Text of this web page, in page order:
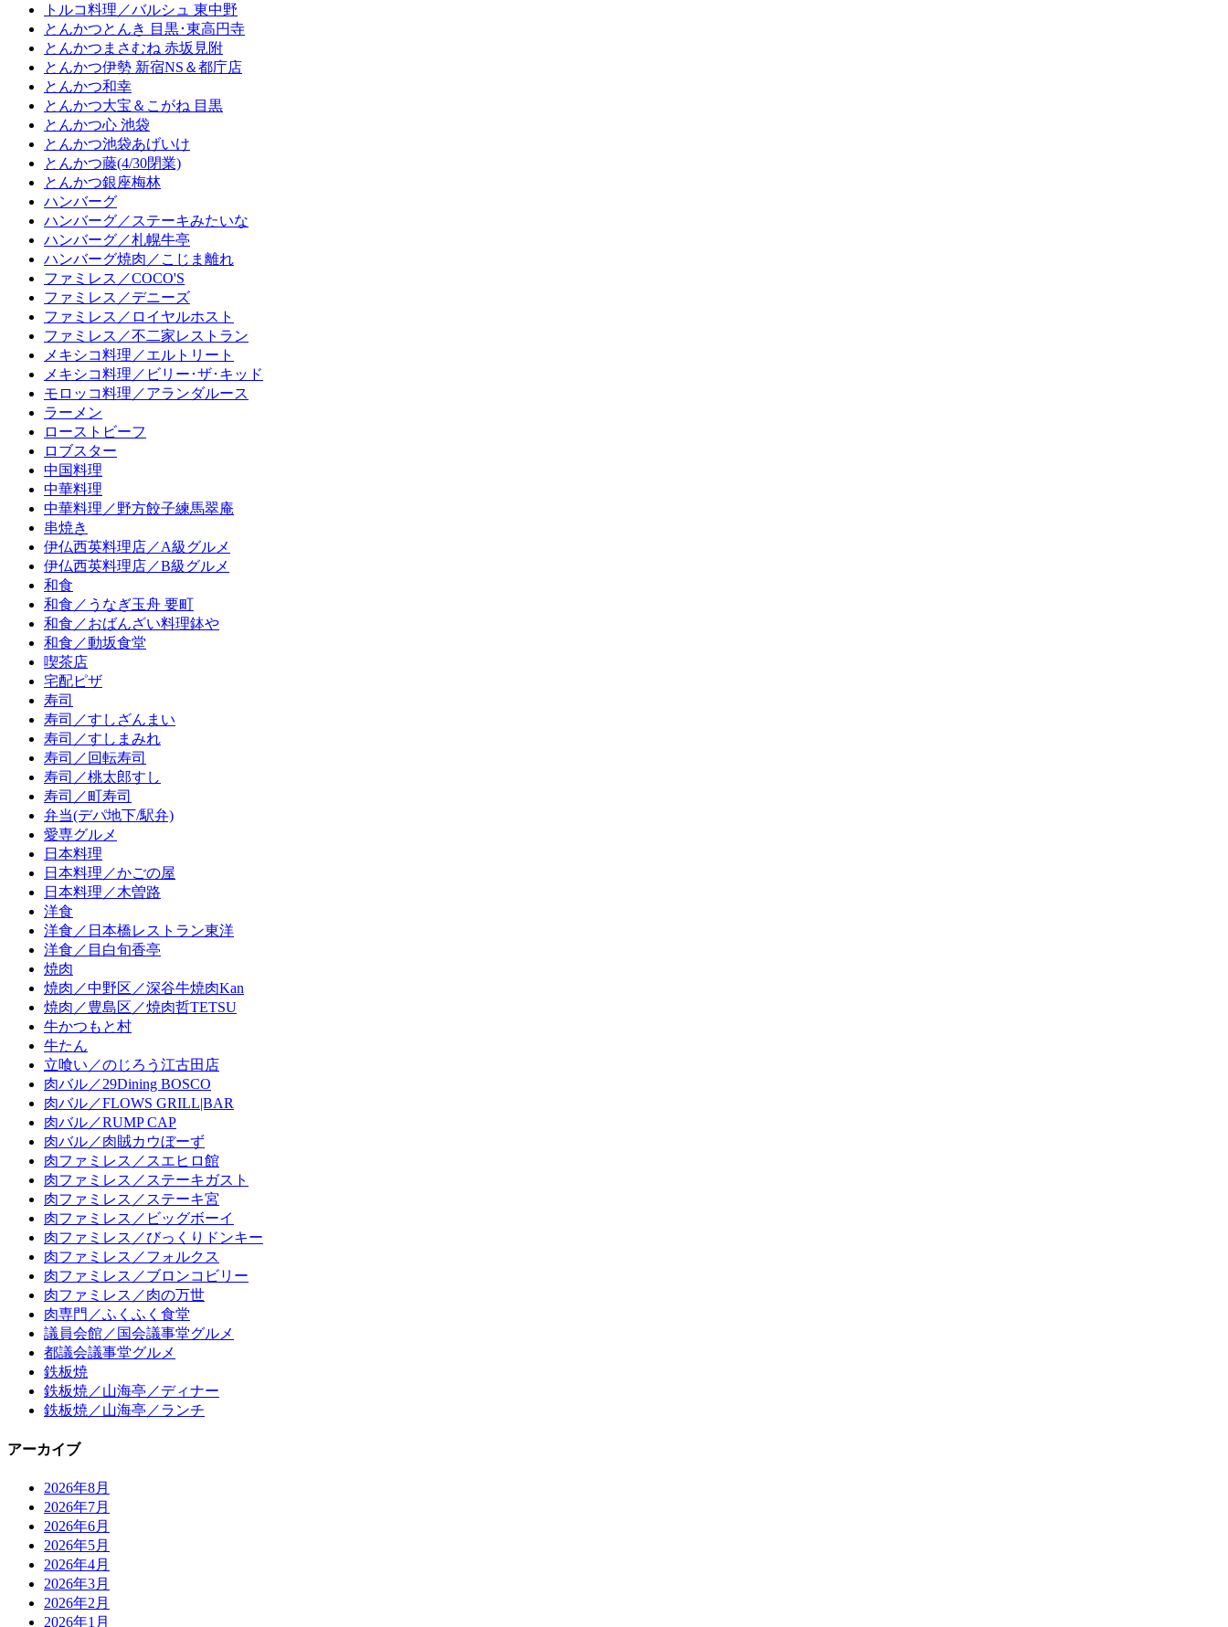
トルコ料理／バルシュ 東中野
とんかつとんき 目黒･東高円寺
とんかつまさむね 赤坂見附
とんかつ伊勢 新宿NS＆都庁店
とんかつ和幸
とんかつ大宝＆こがね 目黒
とんかつ心 池袋
とんかつ池袋あげいけ
とんかつ藤(4/30閉業)
とんかつ銀座梅林
ハンバーグ
ハンバーグ／ステーキみたいな
ハンバーグ／札幌牛亭
ハンバーグ焼肉／こじま離れ
ファミレス／COCO'S
ファミレス／デニーズ
ファミレス／ロイヤルホスト
ファミレス／不二家レストラン
メキシコ料理／エルトリート
メキシコ料理／ビリー･ザ･キッド
モロッコ料理／アランダルース
ラーメン
ローストビーフ
ロブスター
中国料理
中華料理
中華料理／野方餃子練馬翠庵
串焼き
伊仏西英料理店／A級グルメ
伊仏西英料理店／B級グルメ
和食
和食／うなぎ玉舟 要町
和食／おばんざい料理鉢や
和食／動坂食堂
喫茶店
宅配ピザ
寿司
寿司／すしざんまい
寿司／すしまみれ
寿司／回転寿司
寿司／桃太郎すし
寿司／町寿司
弁当(デパ地下/駅弁)
愛専グルメ
日本料理
日本料理／かごの屋
日本料理／木曽路
洋食
洋食／日本橋レストラン東洋
洋食／目白旬香亭
焼肉
焼肉／中野区／深谷牛焼肉Kan
焼肉／豊島区／焼肉哲TETSU
牛かつもと村
牛たん
立喰い／のじろう江古田店
肉バル／29Dining BOSCO
肉バル／FLOWS GRILL|BAR
肉バル／RUMP CAP
肉バル／肉賊カウぼーず
肉ファミレス／スエヒロ館
肉ファミレス／ステーキガスト
肉ファミレス／ステーキ宮
肉ファミレス／ビッグボーイ
肉ファミレス／びっくりドンキー
肉ファミレス／フォルクス
肉ファミレス／ブロンコビリー
肉ファミレス／肉の万世
肉専門／ふくふく食堂
議員会館／国会議事堂グルメ
都議会議事堂グルメ
鉄板焼
鉄板焼／山海亭／ディナー
鉄板焼／山海亭／ランチ
アーカイブ
2026年8月
2026年7月
2026年6月
2026年5月
2026年4月
2026年3月
2026年2月
2026年1月